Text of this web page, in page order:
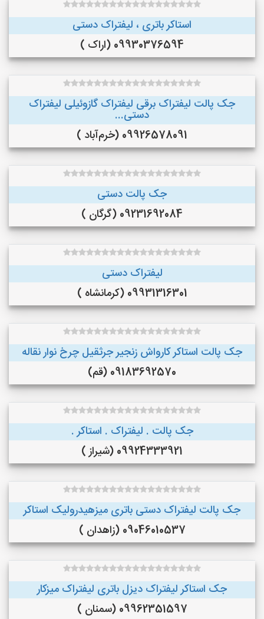
استاکر باتری ، لیفتراک دستی
09930376594 (اراک )
جک پالت لیفتراک برقی لیفتراک گازوئیلی لیفتراک
دستی...
09926578091 (خرم‌آباد )
جک پالت دستی
09231692084 (گرگان )
لیفتراک دستی
09931316301 (کرمانشاه )
جک پالت استاکر کارواش زنجیر جرثقیل چرخ نوار نقاله
09183692570 (قم)
جک پالت . لیفتراک . استاکر .
09924333921 (شیراز )
جک پالت لیفتراک دستی باتری میزهیدرولیک استاکر
09046010537 (زاهدان )
جک استاکر لیفتراک دیزل باتری لیفتراک میزکار
09962351597 (سمنان )